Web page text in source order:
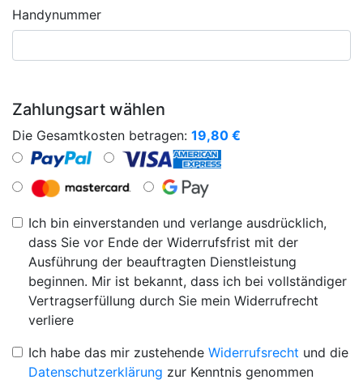
Handynummer
Zahlungsart wählen
Die Gesamtkosten betragen: 19,80 €
Ich bin einverstanden und verlange ausdrücklich,
dass Sie vor Ende der Widerrufsfrist mit der
Ausführung der beauftragten Dienstleistung
beginnen. Mir ist bekannt, dass ich bei vollständiger
Vertragserfüllung durch Sie mein Widerrufrecht
verliere
Ich habe das mir zustehende Widerrufsrecht und die
Datenschutzerklärung zur Kenntnis genommen